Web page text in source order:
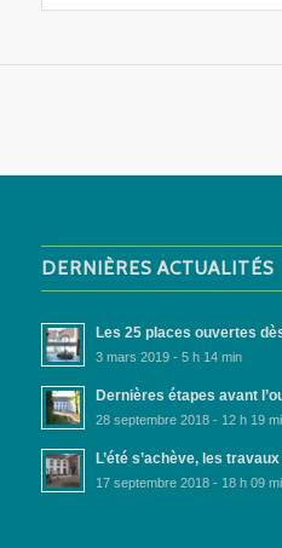
DERNIÈRES ACTUALITÉS
Les 25 places ouvertes
3 mars 2019 - 5 h 14 min
Dernières étapes avant
28 septembre 2018 - 12 h 19
L’été s’achève, les
17 septembre 2018 - 18 h 09